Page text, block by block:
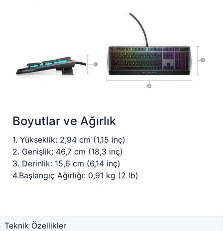
Boyutlar ve Ağırlık
1. Yükseklik: 2,94 cm (1,15 inç)
2. Genişlik: 46,7 cm (18,3 inç)
3. Derinlik: 15,6 cm (6,14 inç)
4.Başlangıç Ağırlığı: 0,91 kg (2 lb)
Teknik Özellikler